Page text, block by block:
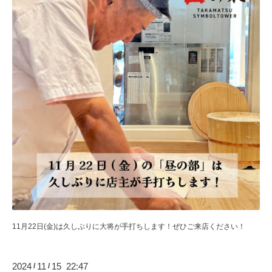
11月22日(金)は久しぶりに大将が手打ちします！ぜひご来店ください！
2024 / 11 / 15 22:47